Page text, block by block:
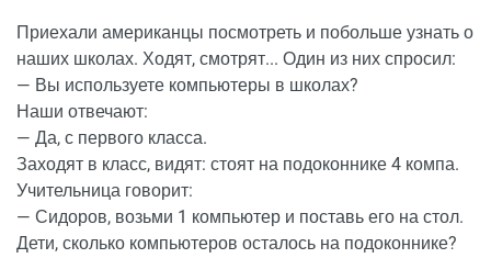
Приехали американцы посмотреть и побольше узнать о
наших школах. Ходят, смотрят... Один из них спросил:
— Вы используете компьютеры в школах?
Наши отвечают:
— Да, с первого класса.
Заходят в класс, видят: стоят на подоконнике 4 компа.
Учительница говорит:
— Сидоров, возьми 1 компьютер и поставь его на стол.
Дети, сколько компьютеров осталось на подоконнике?